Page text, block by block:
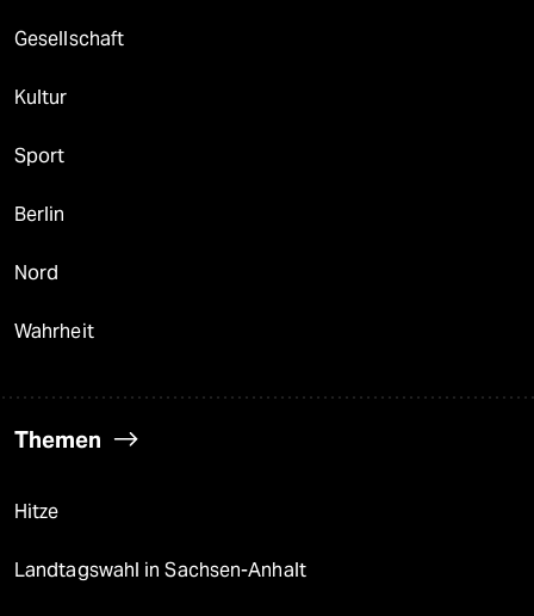
Gesellschaft
Kultur
Sport
Berlin
Nord
Wahrheit
Themen
Hitze
Landtagswahl in Sachsen-Anhalt